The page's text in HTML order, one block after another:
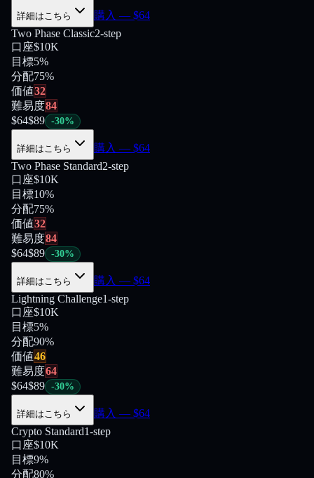
詳細はこちら 購入 — $64
Two Phase Classic2-step
口座$10K
目標5%
分配75%
価値32
難易度84
$64$89 -30%
詳細はこちら 購入 — $64
Two Phase Standard2-step
口座$10K
目標10%
分配75%
価値32
難易度84
$64$89 -30%
詳細はこちら 購入 — $64
Lightning Challenge1-step
口座$10K
目標5%
分配90%
価値46
難易度64
$64$89 -30%
詳細はこちら 購入 — $64
Crypto Standard1-step
口座$10K
目標9%
分配80%